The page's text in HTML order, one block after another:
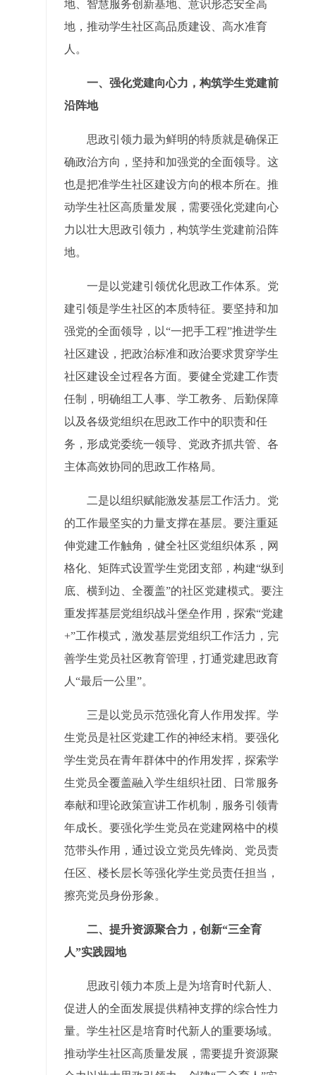
地、智慧服务创新基地、意识形态安全高
地，推动学生社区高品质建设、高水准育
人。
一、强化党建向心力，构筑学生党建前
沿阵地
思政引领力最为鲜明的特质就是确保正
确政治方向，坚持和加强党的全面领导。这
也是把准学生社区建设方向的根本所在。推
动学生社区高质量发展，需要强化党建向心
力以壮大思政引领力，构筑学生党建前沿阵
地。
一是以党建引领优化思政工作体系。党
建引领是学生社区的本质特征。要坚持和加
强党的全面领导，以“一把手工程”推进学生
社区建设，把政治标准和政治要求贯穿学生
社区建设全过程各方面。要健全党建工作责
任制，明确组工人事、学工教务、后勤保障
以及各级党组织在思政工作中的职责和任
务，形成党委统一领导、党政齐抓共管、各
主体高效协同的思政工作格局。
二是以组织赋能激发基层工作活力。党
的工作最坚实的力量支撑在基层。要注重延
伸党建工作触角，健全社区党组织体系，网
格化、矩阵式设置学生党团支部，构建“纵到
底、横到边、全覆盖”的社区党建模式。要注
重发挥基层党组织战斗堡垒作用，探索“党建
+”工作模式，激发基层党组织工作活力，完
善学生党员社区教育管理，打通党建思政育
人“最后一公里”。
三是以党员示范强化育人作用发挥。学
生党员是社区党建工作的神经末梢。要强化
学生党员在青年群体中的作用发挥，探索学
生党员全覆盖融入学生组织社团、日常服务
奉献和理论政策宣讲工作机制，服务引领青
年成长。要强化学生党员在党建网格中的模
范带头作用，通过设立党员先锋岗、党员责
任区、楼长层长等强化学生党员责任担当，
擦亮党员身份形象。
二、提升资源聚合力，创新“三全育
人”实践园地
思政引领力本质上是为培育时代新人、
促进人的全面发展提供精神支撑的综合性力
量。学生社区是培育时代新人的重要场域。
推动学生社区高质量发展，需要提升资源聚